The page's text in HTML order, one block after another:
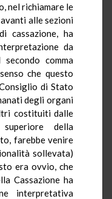
nel richiamare le
alle sezioni
cassazione, ha
da
comma
che questo
di Stato
degli organi
costituiti dalle
della
farebbe venire
sollevata)
era ovvio, che
Cassazione ha
interpretativa